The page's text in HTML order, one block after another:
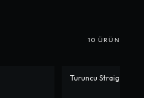
10 ÜRÜN
Turuncu Straight